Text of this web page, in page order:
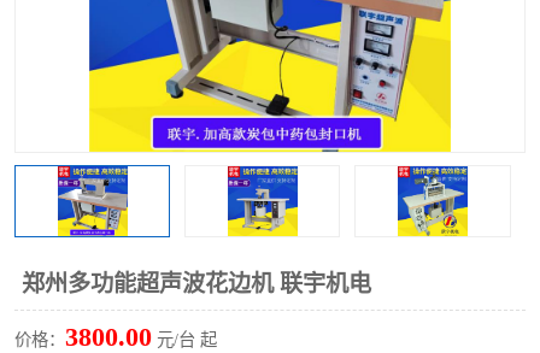
郑州多功能超声波花边机 联宇机电
价格： 3800.00 元/台 起